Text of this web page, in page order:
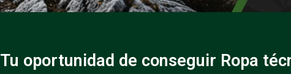
Tu oportunidad de conseguir Ropa